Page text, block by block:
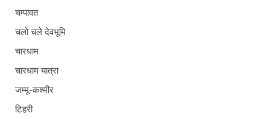
चम्पावत
चलो चले देवभूमि
चारधाम
चारधाम यात्रा
जम्मू-कश्मीर
टिहरी